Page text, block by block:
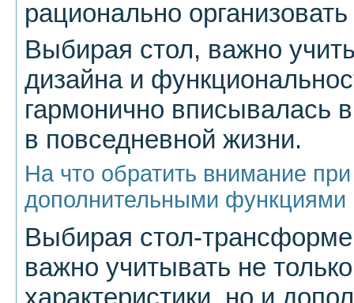
рационально
Выбирая стол, важно
дизайна и
гармонично вписывалась
в повседневной жизни.
На что обратить внимание
дополнительными функциями
Выбирая стол-
важно учитывать не
характеристики, но и